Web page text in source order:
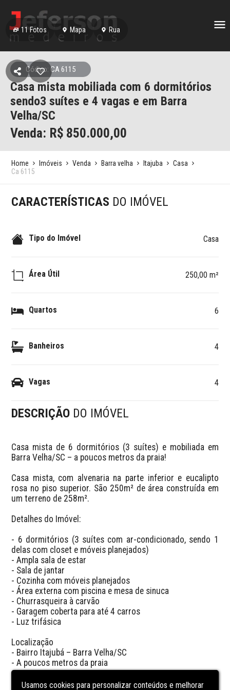
11 Fotos Mapa Rua
Código: CA 6115
Casa mista mobiliada com 6 dormitórios
sendo3 suítes e 4 vagas e em Barra
Velha/SC
Venda: R$ 850.000,00
Home Imóveis Venda Barra velha Itajuba
Casa
Ca 6115
CARACTERÍSTICAS DO IMÓVEL
Tipo do Imóvel Casa
Área Útil 250,00 m²
Quartos 6
Banheiros 4
Vagas 4
DESCRIÇÃO DO IMÓVEL
Casa mista de 6 dormitórios (3 suítes) e mobiliada em
Barra Velha/SC – a poucos metros da praia!
Casa mista, com alvenaria na parte inferior e eucalipto
rosa no piso superior. São 250m² de área construída em
um terreno de 258m².
Detalhes do Imóvel:
- 6 dormitórios (3 suítes com ar-condicionado, sendo 1
delas com closet e móveis planejados)
- Ampla sala de estar
- Sala de jantar
- Cozinha com móveis planejados
- Área externa com piscina e mesa de sinuca
- Churrasqueira à carvão
- Garagem coberta para até 4 carros
- Luz trifásica
Localização
- Bairro Itajubá – Barra Velha/SC
- A poucos metros da praia
Valor:
Usamos cookies para personalizar conteúdos e melhorar